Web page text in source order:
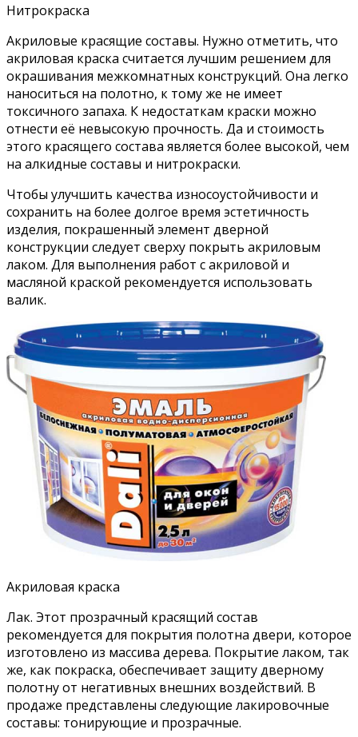
Нитрокраска
Акриловые красящие составы. Нужно отметить, что
акриловая краска считается лучшим решением для
окрашивания межкомнатных конструкций. Она легко
наноситься на полотно, к тому же не имеет
токсичного запаха. К недостаткам краски можно
отнести её невысокую прочность. Да и стоимость
этого красящего состава является более высокой, чем
на алкидные составы и нитрокраски.
Чтобы улучшить качества износоустойчивости и
сохранить на более долгое время эстетичность
изделия, покрашенный элемент дверной
конструкции следует сверху покрыть акриловым
лаком. Для выполнения работ с акриловой и
масляной краской рекомендуется использовать
валик.
Акриловая краска
Лак. Этот прозрачный красящий состав
рекомендуется для покрытия полотна двери, которое
изготовлено из массива дерева. Покрытие лаком, так
же, как покраска, обеспечивает защиту дверному
полотну от негативных внешних воздействий. В
продаже представлены следующие лакировочные
составы: тонирующие и прозрачные.